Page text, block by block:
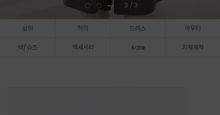
3 / 3
상의 하의 드레스 아우터
백/슈즈 액세서리 sale 자체제작